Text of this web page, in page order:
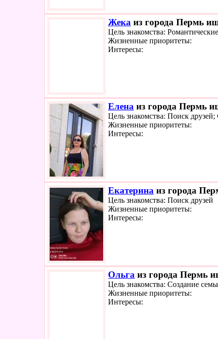
Жека из города Пермь
Цель знакомства:
Жизненные приоритеты:
Интересы:
Елена из города Пермь
Цель знакомства: Поиск друзей;
Жизненные приоритеты:
Интересы:
Екатерина из города
Цель знакомства: Поиск друзей
Жизненные приоритеты:
Интересы:
Ольга из города Пермь
Цель знакомства: Создание
Жизненные приоритеты:
Интересы: